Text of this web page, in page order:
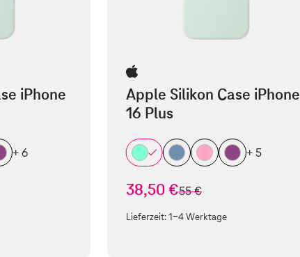
iPhone
+ 6
Apple Silikon Case iPhone
16 Plus
+ 5
38,50 €statt
55 €
Lieferzeit:1-4 Werktage